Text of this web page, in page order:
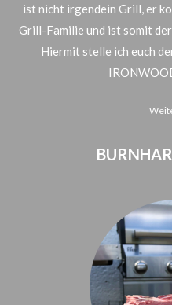
ist nicht irgendein Grill, er
Grill-Familie und ist somit
Hiermit stelle ich euch